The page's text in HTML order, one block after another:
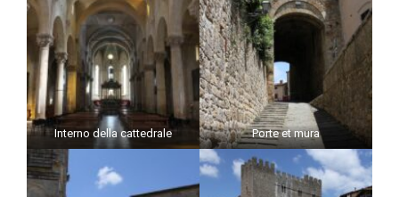
Interno della cattedrale Porte et mura